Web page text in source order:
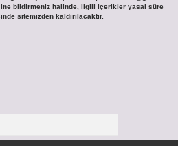
bildirmeniz halinde, ilgili içerikler yasal süre
sitemizden kaldırılacaktır.